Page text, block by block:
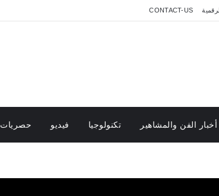
CONTACT-US
أخبار الفن والمشاهير تكنولوجيا فيديو حصريات